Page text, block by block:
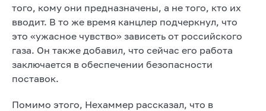
того, кому они предназначены, а не того, кто их
вводит. В то же время канцлер подчеркнул, что
это «ужасное чувство» зависеть от российского
газа. Он также добавил, что сейчас его работа
заключается в обеспечении безопасности
поставок.
Помимо этого, Нехаммер рассказал, что в